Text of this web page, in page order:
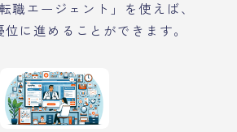
職エージェント」を使えば、
に進めることができます。